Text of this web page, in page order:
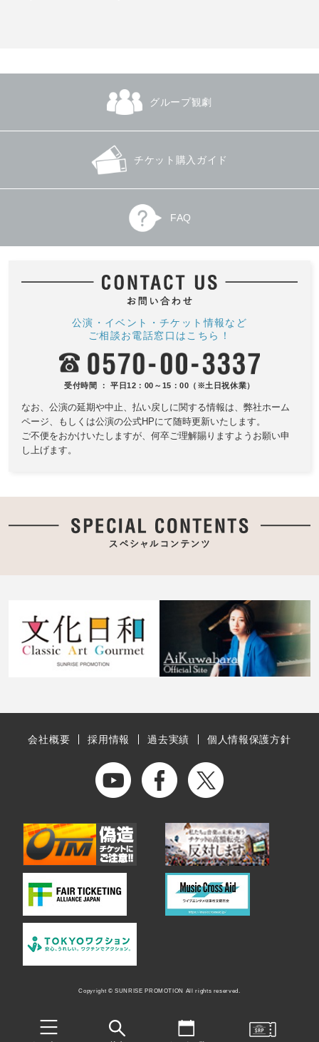
グループ観劇
チケット購入ガイド
FAQ
公演・イベント・チケット情報など
ご相談お電話窓口はこちら！
受付時間 ： 平日12：00～15：00（※土日祝休業）
なお、公演の延期や中止、払い戻しに関する情報は、 弊社ホーム
ページ、もしくは公演の公式HPにて随時更新いたします。
ご不便をおかけいたしますが、何卒ご理解賜りますようお願い申
し上げます。
会社概要 採用情報 過去実績 個人情報保護方針
Copyright © SUNRISE PROMOTION All rights reserved.